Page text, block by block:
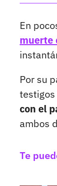
En
muerte
Por su
testigos
con el
ambos
Te